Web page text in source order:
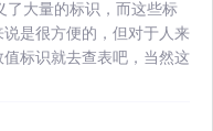
了大量的标识，而这些标
是很方便的，但对于人来
标识就去查表吧，当然这